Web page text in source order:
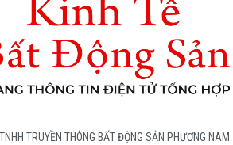
TRUYỀN THÔNG BẤT ĐỘNG SẢN PHƯƠNG NAM